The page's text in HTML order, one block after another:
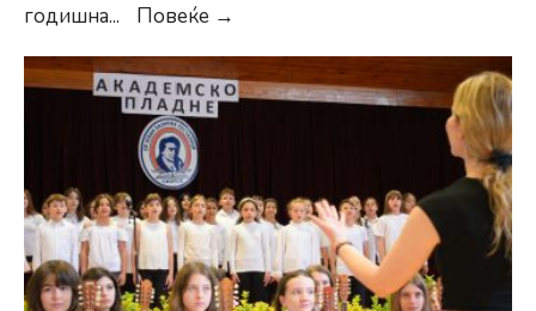
годишна... Повеќе →
Јаневски“
додели
Општина
Центар
за
придонесот